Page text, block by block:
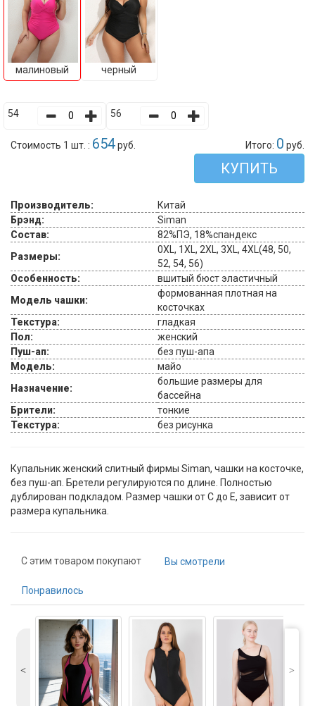
малиновый черный
54 56
Стоимость 1 шт. : 654руб. Итого: 0 руб.
КУПИТЬ
Производитель:
Китай
Брэнд:
Siman
Состав:
82%ПЭ, 18%спандекс
Размеры:
0XL, 1XL, 2XL, 3XL, 4XL(48, 50,
52, 54, 56)
Особенность:
вшитый бюст эластичный
Модель чашки:
формованная плотная на
косточках
Текстура:
гладкая
Пол:
женский
Пуш-ап:
без пуш-апа
Модель:
майо
Назначение:
большие размеры для
бассейна
Брители:
тонкие
Текстура:
без рисунка
Купальник женский слитный фирмы Siman, чашки на косточке,
без пуш-ап. Бретели регулируются по длине. Полностью
дублирован подкладом. Размер чашки от С до Е, зависит от
размера купальника.
С этим товаром покупают Вы смотрели
Понравилось
˂ ˃